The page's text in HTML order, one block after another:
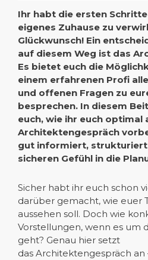
Ihr habt die ersten
eigenes Zuhause zu
Glückwunsch! Ein
auf diesem Weg ist das
Es bietet euch die
einem erfahrenen Profi
und offenen Fragen zu
besprechen. In diesem
euch, wie ihr euch optimal
Architektengespräch
gut informiert, strukturiert
sicheren Gefühl in die
Sicher habt ihr euch schon
darüber gemacht, wie euer
aussehen soll. Doch wie
Vorstellungen, wenn es um
geht? Genau hier setzt
das Architektengespräch an